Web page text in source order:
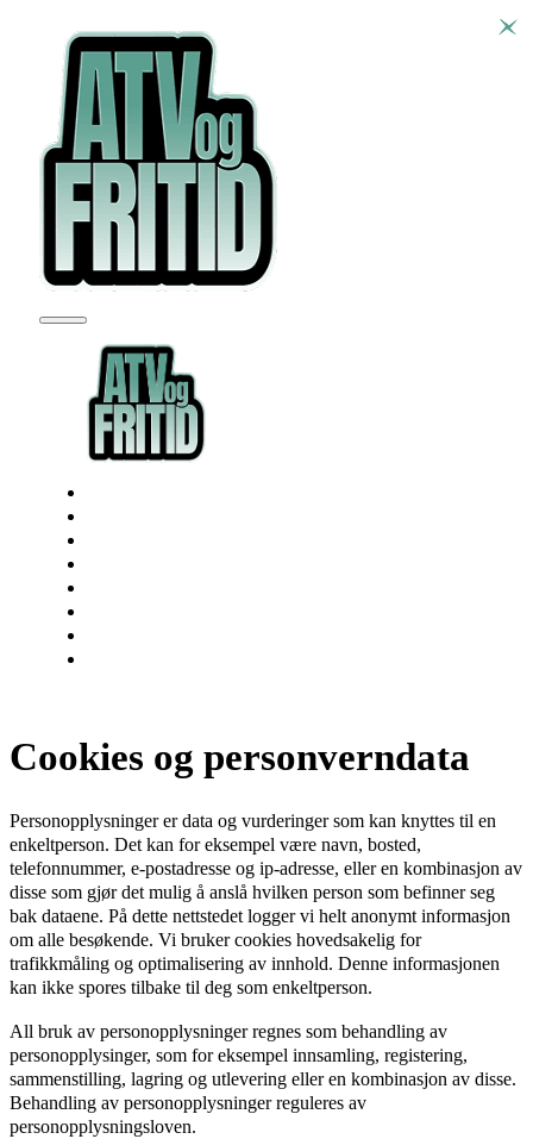
Cookies og personverndata
Personopplysninger er data og vurderinger som kan knyttes til en
enkeltperson. Det kan for eksempel være navn, bosted,
telefonnummer, e-postadresse og ip-adresse, eller en kombinasjon av
disse som gjør det mulig å anslå hvilken person som befinner seg
bak dataene. På dette nettstedet logger vi helt anonymt informasjon
om alle besøkende. Vi bruker cookies hovedsakelig for
trafikkmåling og optimalisering av innhold. Denne informasjonen
kan ikke spores tilbake til deg som enkeltperson.
All bruk av personopplysninger regnes som behandling av
personopplysinger, som for eksempel innsamling, registering,
sammenstilling, lagring og utlevering eller en kombinasjon av disse.
Behandling av personopplysninger reguleres av
personopplysningsloven.